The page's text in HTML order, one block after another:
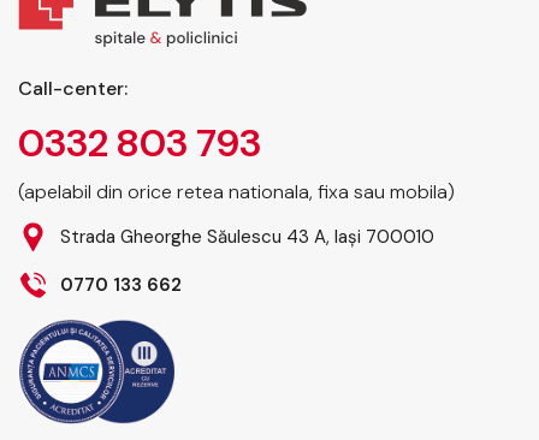
Call-center:
0332 803 793
(apelabil din orice retea nationala, fixa sau mobila)
Strada Gheorghe Săulescu 43 A, Iași 700010
0770 133 662